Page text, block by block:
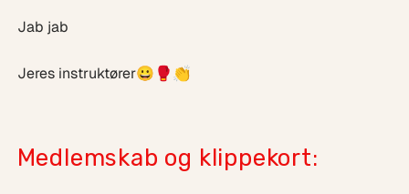
Jab jab
Jeres instruktører😀🥊👏
Medlemskab og klippekort: